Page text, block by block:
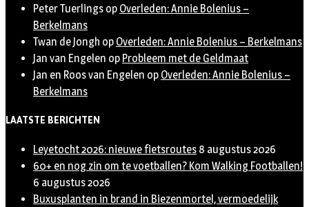
Peter Tuerlings op Overleden: Annie Bolenius –
Berkelmans
Twan de Jongh op Overleden: Annie Bolenius – Berkelmans
Jan van Engelen op Probleem met de Geldmaat
Jan en Roos van Engelen op Overleden: Annie Bolenius –
Berkelmans
LAATSTE BERICHTEN
Leyetocht 2026: nieuwe fietsroutes 8 augustus 2026
60+ en nog zin om te voetballen? Kom Walking Footballen!
6 augustus 2026
Buxusplanten in brand in Biezenmortel, vermoedelijk